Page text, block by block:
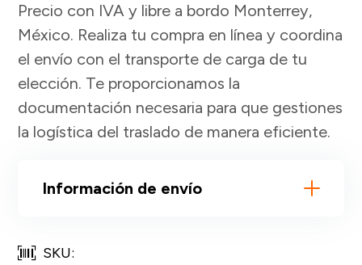
Precio con IVA y libre a bordo Monterrey,
México. Realiza tu compra en línea y coordina
el envío con el transporte de carga de tu
elección. Te proporcionamos la
documentación necesaria para que gestiones
la logística del traslado de manera eficiente.
Información de envío
SKU: